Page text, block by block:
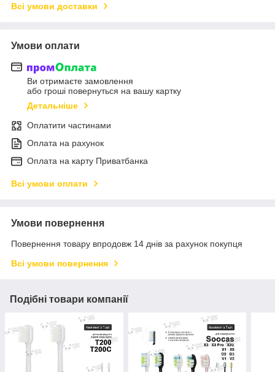
Всі умови доставки
Умови оплати
Ви отримаєте замовлення
або гроші повернуться на вашу картку
Детальніше
Оплатити частинами
Оплата на рахунок
Оплата на карту Приватбанка
Всі умови оплати
Умови повернення
Повернення товару впродовж 14 днів за рахунок покупця
Всі умови повернення
Подібні товари компанії